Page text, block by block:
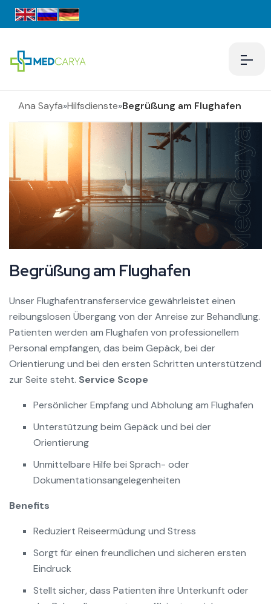
Ana Sayfa»Hilfsdienste»Begrüßung am Flughafen
Begrüßung am Flughafen
Unser Flughafentransferservice gewährleistet einen
reibungslosen Übergang von der Anreise zur Behandlung.
Patienten werden am Flughafen von professionellem
Personal empfangen, das beim Gepäck, bei der
Orientierung und bei den ersten Schritten unterstützend
zur Seite steht. Service Scope
Persönlicher Empfang und Abholung am Flughafen
Unterstützung beim Gepäck und bei der
Orientierung
Unmittelbare Hilfe bei Sprach- oder
Dokumentationsangelegenheiten
Benefits
Reduziert Reiseermüdung und Stress
Sorgt für einen freundlichen und sicheren ersten
Eindruck
Stellt sicher, dass Patienten ihre Unterkunft oder